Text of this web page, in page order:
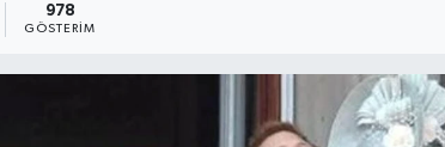
978
GÖSTERIM